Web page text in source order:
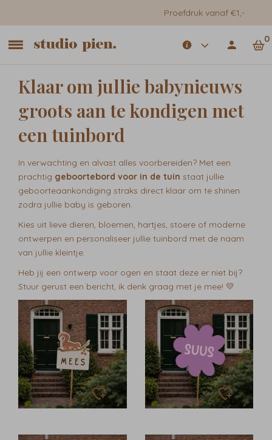
Proefdruk vanaf €1,-
0
Klaar om jullie babynieuws
groots aan te kondigen met
een tuinbord
In verwachting en alvast alles voorbereiden? Met een
prachtig geboortebord voor in de tuin staat jullie
geboorteaankondiging straks direct klaar om te shinen
zodra jullie baby is geboren.
Kies uit lieve dieren, bloemen, hartjes, stoere of moderne
ontwerpen en personaliseer jullie tuinbord met de naam
van jullie kleintje.
Heb jij een ontwerp voor ogen en staat deze er niet bij?
Stuur gerust een bericht, ik denk graag met je mee! 💛